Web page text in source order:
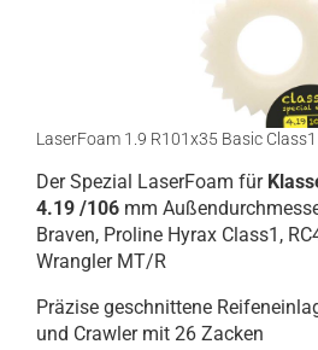
LaserFoam 1.9 R101x35 Basic
Der Spezial LaserFoam für
4.19 /106 mm
Braven, Proline Hyrax Class1,
Wrangler MT/R
Präzise geschnittene
und Crawler mit 26 Zacken